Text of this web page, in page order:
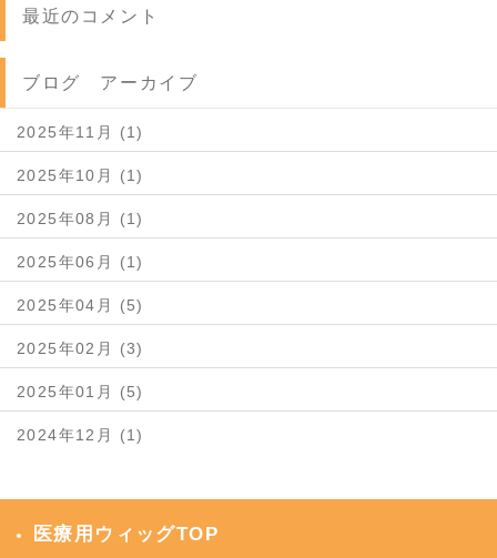
最近のコメント
ブログ アーカイブ
2025年11月 (1)
2025年10月 (1)
2025年08月 (1)
2025年06月 (1)
2025年04月 (5)
2025年02月 (3)
2025年01月 (5)
2024年12月 (1)
医療用ウィッグTOP